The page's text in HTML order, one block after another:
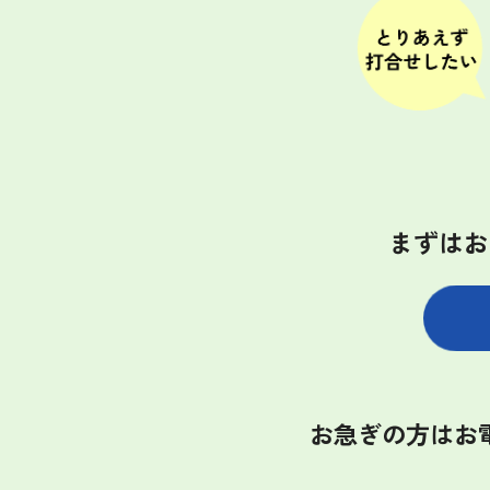
まずは
お急ぎの方はお